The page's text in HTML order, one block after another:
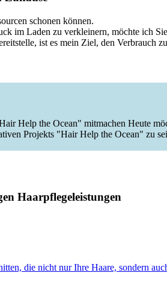
schonen können.
im Laden zu verkleinern, möchte ich
ist es mein Ziel, den Verbrauch
Help the Ocean" mitmachen Heute
Projekts "Hair Help the Ocean" zu
Haarpflegeleistungen
die nicht nur Ihre Haare, sondern